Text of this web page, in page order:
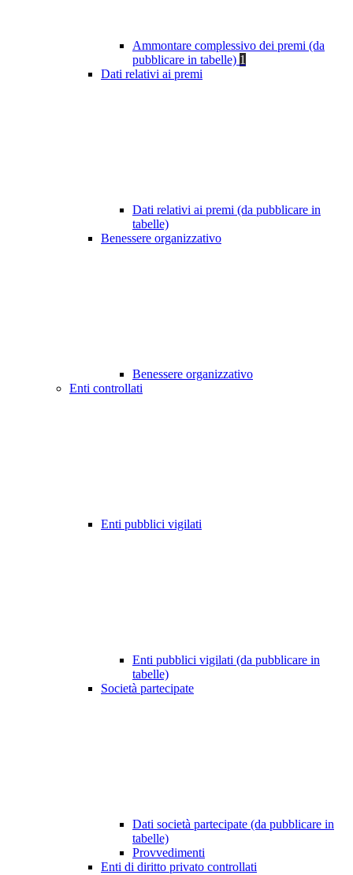
Ammontare complessivo dei premi (da
pubblicare in tabelle) 1
Dati relativi ai premi
Dati relativi ai premi (da pubblicare in
tabelle)
Benessere organizzativo
Benessere organizzativo
Enti controllati
Enti pubblici vigilati
Enti pubblici vigilati (da pubblicare in
tabelle)
Società partecipate
Dati società partecipate (da pubblicare in
tabelle)
Provvedimenti
Enti di diritto privato controllati